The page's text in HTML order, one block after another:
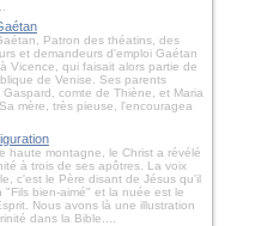
Patron des théatins, des
et demandeurs d'emploi Gaétan
Vicence, qui faisait alors partie de
de Venise. Ses parents
Gaspard, comte de Thiène, et Maria
mère, très pieuse, l'encouragea
haute montagne, le Christ a révélé
à trois de ses apôtres. La voix
c'est le Père disant de Jésus qu'il
"Fils bien-aimé" et la nuée est le
Nous avons là une illustration
dans la Bible....